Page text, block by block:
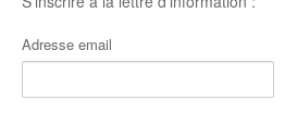
Adresse email